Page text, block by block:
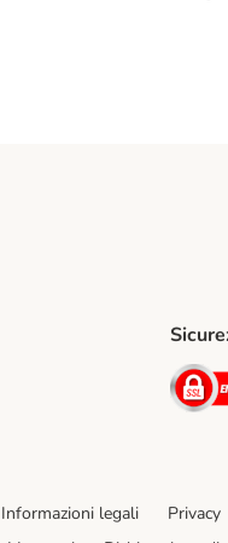
Informazioni legali Privacy